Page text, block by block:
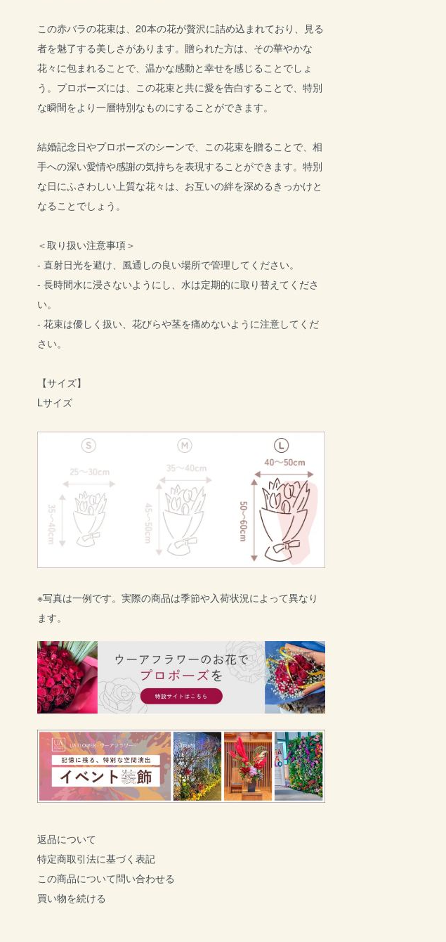
この赤バラの花束は、20本の花が贅沢に詰め込まれており、見る
者を魅了する美しさがあります。贈られた方は、その華やかな
花々に包まれることで、温かな感動と幸せを感じることでしょ
う。プロポーズには、この花束と共に愛を告白することで、特別
な瞬間をより一層特別なものにすることができます。
結婚記念日やプロポーズのシーンで、この花束を贈ることで、相
手への深い愛情や感謝の気持ちを表現することができます。特別
な日にふさわしい上質な花々は、お互いの絆を深めるきっかけと
なることでしょう。
＜取り扱い注意事項＞
- 直射日光を避け、風通しの良い場所で管理してください。
- 長時間水に浸さないようにし、水は定期的に取り替えてくださ
い。
- 花束は優しく扱い、花びらや茎を痛めないように注意してくだ
さい。
【サイズ】
Lサイズ
※写真は一例です。実際の商品は季節や入荷状況によって異なり
ます。
返品について
特定商取引法に基づく表記
この商品について問い合わせる
買い物を続ける